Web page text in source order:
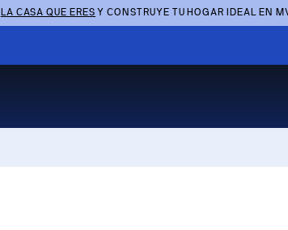
LA CASA QUE ERES Y CONSTRUYE TU HOGAR IDEAL EN